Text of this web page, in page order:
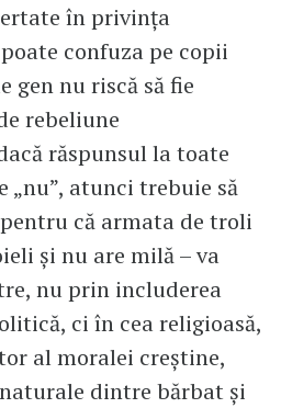
în privința
confuza pe copii
gen nu riscă să fie
rebeliune
răspunsul la toate
„nu”, atunci trebuie să
că armata de troli
și nu are milă – va
nu prin includerea
ci în cea religioasă,
al moralei creștine,
dintre bărbat și